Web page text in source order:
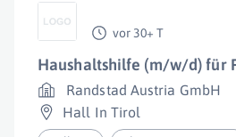
vor 30+ T
Haushaltshilfe (m/w/d) für
Randstad Austria GmbH
Hall In Tirol